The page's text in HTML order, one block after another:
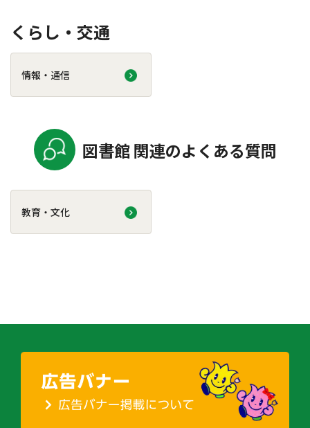
くらし・交通
情報・通信
図書館 関連のよくある質問
教育・文化